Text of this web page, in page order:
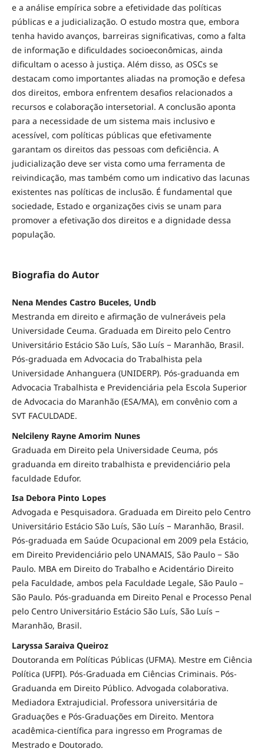
e a análise empírica sobre a efetividade das políticas
públicas e a judicialização. O estudo mostra que, embora
tenha havido avanços, barreiras significativas, como a falta
de informação e dificuldades socioeconômicas, ainda
dificultam o acesso à justiça. Além disso, as OSCs se
destacam como importantes aliadas na promoção e defesa
dos direitos, embora enfrentem desafios relacionados a
recursos e colaboração intersetorial. A conclusão aponta
para a necessidade de um sistema mais inclusivo e
acessível, com políticas públicas que efetivamente
garantam os direitos das pessoas com deficiência. A
judicialização deve ser vista como uma ferramenta de
reivindicação, mas também como um indicativo das lacunas
existentes nas políticas de inclusão. É fundamental que
sociedade, Estado e organizações civis se unam para
promover a efetivação dos direitos e a dignidade dessa
população.
Biografia do Autor
Nena Mendes Castro Buceles, Undb
Mestranda em direito e afirmação de vulneráveis pela
Universidade Ceuma. Graduada em Direito pelo Centro
Universitário Estácio São Luís, São Luís − Maranhão, Brasil.
Pós-graduada em Advocacia do Trabalhista pela
Universidade Anhanguera (UNIDERP). Pós-graduanda em
Advocacia Trabalhista e Previdenciária pela Escola Superior
de Advocacia do Maranhão (ESA/MA), em convênio com a
SVT FACULDADE.
Nelcileny Rayne Amorim Nunes
Graduada em Direito pela Universidade Ceuma, pós
graduanda em direito trabalhista e previdenciário pela
faculdade Edufor.
Isa Debora Pinto Lopes
Advogada e Pesquisadora. Graduada em Direito pelo Centro
Universitário Estácio São Luís, São Luís − Maranhão, Brasil.
Pós-graduada em Saúde Ocupacional em 2009 pela Estácio,
em Direito Previdenciário pelo UNAMAIS, São Paulo − São
Paulo. MBA em Direito do Trabalho e Acidentário Direito
pela Faculdade, ambos pela Faculdade Legale, São Paulo –
São Paulo. Pós-graduanda em Direito Penal e Processo Penal
pelo Centro Universitário Estácio São Luís, São Luís −
Maranhão, Brasil.
Laryssa Saraiva Queiroz
Doutoranda em Políticas Públicas (UFMA). Mestre em Ciência
Política (UFPI). Pós-Graduada em Ciências Criminais. Pós-
Graduanda em Direito Público. Advogada colaborativa.
Mediadora Extrajudicial. Professora universitária de
Graduações e Pós-Graduações em Direito. Mentora
acadêmica-científica para ingresso em Programas de
Mestrado e Doutorado.